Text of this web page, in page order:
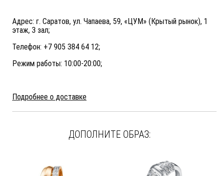
Адрес: г. Саратов, ул. Чапаева, 59, «ЦУМ» (Крытый рынок), 1
этаж, 3 зал;
Телефон: +7 905 384 64 12;
Режим работы: 10:00-20:00;
Подробнее о доставке
ДОПОЛНИТЕ ОБРАЗ: